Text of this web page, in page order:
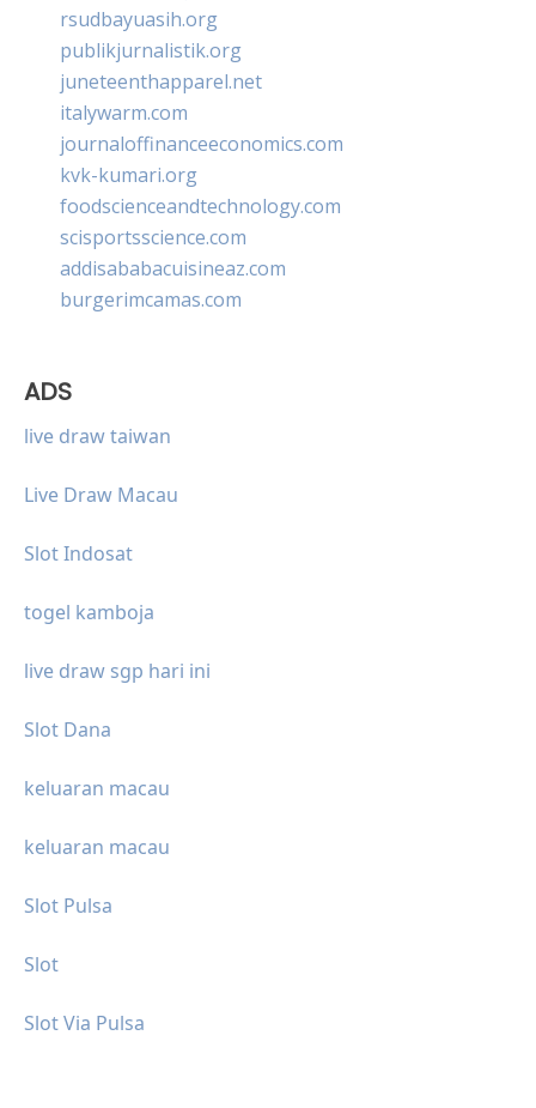
rsudbayuasih.org
publikjurnalistik.org
juneteenthapparel.net
italywarm.com
journaloffinanceeconomics.com
kvk-kumari.org
foodscienceandtechnology.com
scisportsscience.com
addisababacuisineaz.com
burgerimcamas.com
ADS
live draw taiwan
Live Draw Macau
Slot Indosat
togel kamboja
live draw sgp hari ini
Slot Dana
keluaran macau
keluaran macau
Slot Pulsa
Slot
Slot Via Pulsa